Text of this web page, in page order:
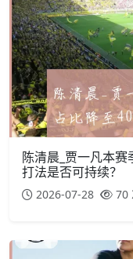
陈清晨_贾一凡本
打法是否可持续？
2026-07-28 70